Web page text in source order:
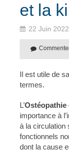
et la
22 Juin 2022
Il est utile de
termes.
L’Ostéopathie
importance à
à la circulation
fonctionnels
dont la cause